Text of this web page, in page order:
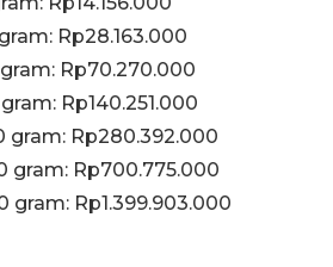
Rp28.163.000
Rp70.270.000
Rp140.251.000
gram: Rp280.392.000
gram: Rp700.775.000
gram: Rp1.399.903.000